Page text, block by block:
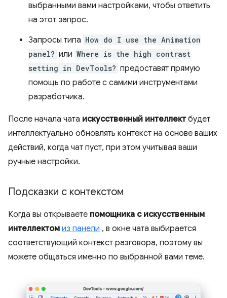
выбранными вами настройками, чтобы ответить
на этот запрос.
Запросы типа How do I use the Animation
panel? или Where is the high contrast
setting in DevTools? предоставят прямую
помощь по работе с самими инструментами
разработчика.
После начала чата искусственный интеллектбудет
интеллектуально обновлять контекст на основе ваших
действий, когда чат пуст, при этом учитывая ваши
ручные настройки.
Подсказки с контекстом
Когда вы открываете помощника с искусственным
интеллектом из панели , в окне чата выбирается
соответствующий контекст разговора, поэтому вы
можете общаться именно по выбранной вами теме.